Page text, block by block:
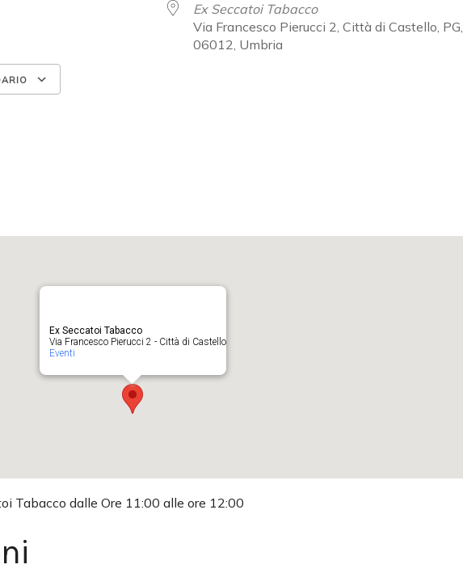
Ex Seccatoi Tabacco
Via Francesco Pierucci 2, Città di Castello, PG,
06012, Umbria
Ex Seccatoi Tabacco
Via Francesco Pierucci 2 - Città di Castello
Eventi
Tabacco dalle Ore 11:00 alle ore 12:00